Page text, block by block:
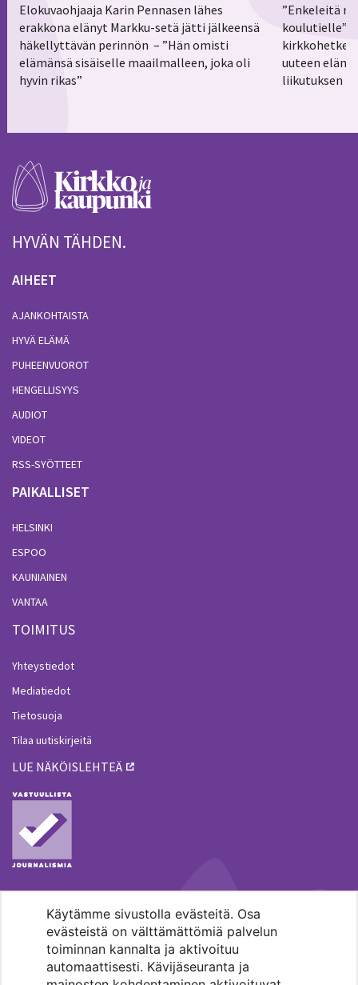
Käytämme sivustolla evästeitä. Osa
evästeistä on välttämättömiä palvelun
toiminnan kannalta ja aktivoituu
automaattisesti. Kävijäseuranta ja
Elokuvaohjaaja Karin Pennasen lähes
erakkona elänyt Markku-setä jätti jälkeensä
häkellyttävän perinnön – ”Hän omisti
elämänsä sisäiselle maailmalleen, joka oli
hyvin rikas”
”Enkeleitä
koulutielle”–
uuteen
liikutuksen
HYVÄN TÄHDEN.
AIHEET
AJANKOHTAISTA
HYVÄ ELÄMÄ
PUHEENVUOROT
HENGELLISYYS
AUDIOT
VIDEOT
RSS-SYÖTTEET
PAIKALLISET
HELSINKI
ESPOO
KAUNIAINEN
VANTAA
TOIMITUS
Yhteystiedot
Mediatiedot
Tietosuoja
Tilaa uutiskirjeitä
LUE NÄKÖISLEHTEÄ
MENOHAKU